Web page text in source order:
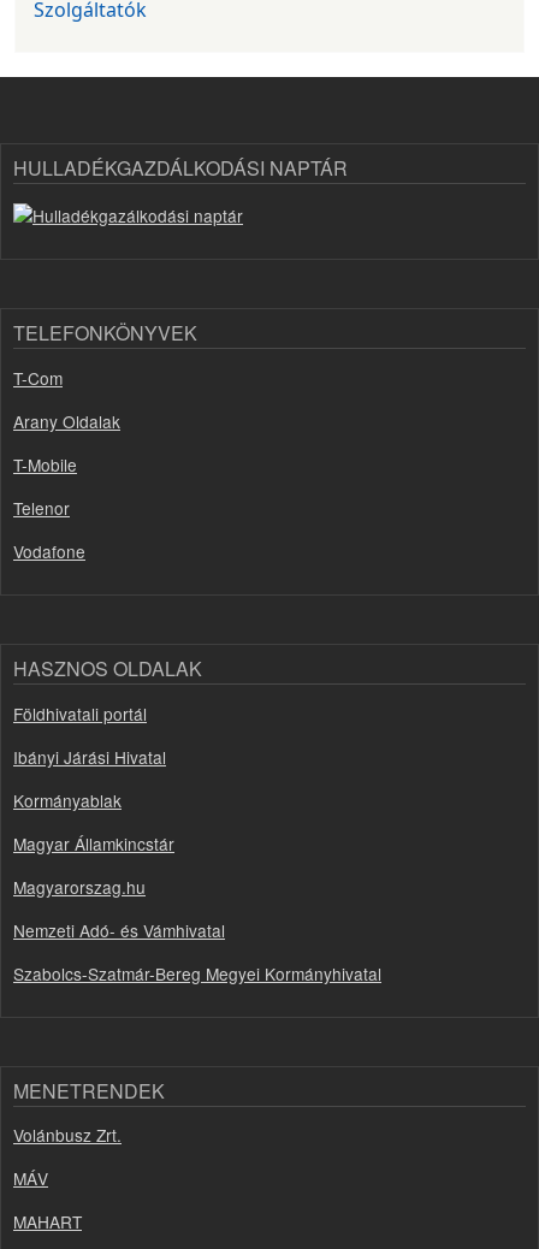
Szolgáltatók
HULLADÉKGAZDÁLKODÁSI NAPTÁR
TELEFONKÖNYVEK
T-Com
Arany Oldalak
T-Mobile
Telenor
Vodafone
HASZNOS OLDALAK
Földhivatali portál
Ibányi Járási Hivatal
Kormányablak
Magyar Államkincstár
Magyarorszag.hu
Nemzeti Adó- és Vámhivatal
Szabolcs-Szatmár-Bereg Megyei Kormányhivatal
MENETRENDEK
Volánbusz Zrt.
MÁV
MAHART